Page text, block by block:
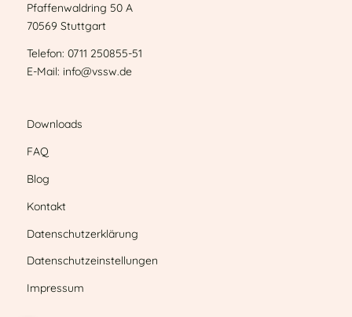
Pfaffenwaldring 50 A
70569 Stuttgart
Telefon: 0711 250855-51
E-Mail: info@vssw.de
Downloads
FAQ
Blog
Kontakt
Datenschutzerklärung
Datenschutzeinstellungen
Impressum